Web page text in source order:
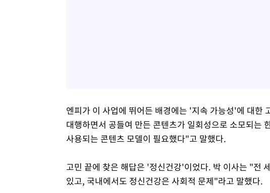
엔피가 이 사업에 뛰어든 배경에는 '지속 가능성'에 대한
대행하면서 공들여 만든 콘텐츠가 일회성으로 소모되는
사용되는 콘텐츠 모델이 필요했다"고 말했다.
고민 끝에 찾은 해답은 '정신건강'이었다. 박 이사는 "전
있고, 국내에서도 정신건강은 사회적 문제"라고 말했다.